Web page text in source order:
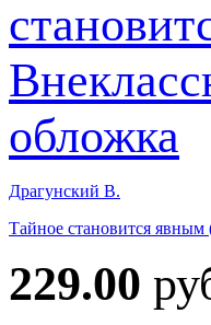
Драгунский В.
Тайное становится явным
229.00